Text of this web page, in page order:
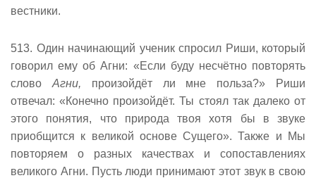
вестники.
513. Один начинающий ученик спросил Риши, который
говорил ему об Агни: «Если буду несчётно повторять
слово Агни, произойдёт ли мне польза?» Риши
отвечал: «Конечно произойдёт. Ты стоял так далеко от
этого понятия, что природа твоя хотя бы в звуке
приобщится к великой основе Сущего». Также и Мы
повторяем о разных качествах и сопоставлениях
великого Агни. Пусть люди принимают этот звук в свою